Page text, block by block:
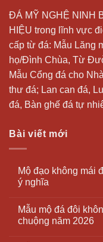
ĐÁ MỸ NGHỆ NINH
HIỆU trong lĩnh vực
cấp từ đá: Mẫu Lăng
họ/Đình Chùa, Từ
Mẫu Cổng đá cho
thư đá; Lan can đá,
đá, Bàn ghế đá tự
Bài viết mới
Mộ đạo không mái
ý nghĩa
Mẫu mộ đá đôi
chuộng năm 2026